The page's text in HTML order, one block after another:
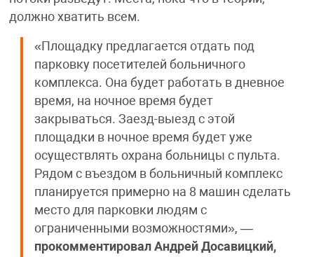
должно хватить всем.
«Площадку предлагается отдать под
парковку посетителей больничного
комплекса. Она будет работать в дневное
время, на ночное время будет
закрываться. Заезд-выезд с этой
площадки в ночное время будет уже
осуществлять охрана больницы с пульта.
Рядом с въездом в больничный комплекс
планируется примерно на 8 машин сделать
место для парковки людям с
ограниченными возможностями», —
прокомментировал Андрей Досавицкий,